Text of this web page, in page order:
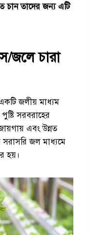
চান তাদের জন্য এটি
/জলে চারা
জলীয় মাধ্যম
সরবরাহের
এবং উন্নত
জল মাধ্যমে
হয়।